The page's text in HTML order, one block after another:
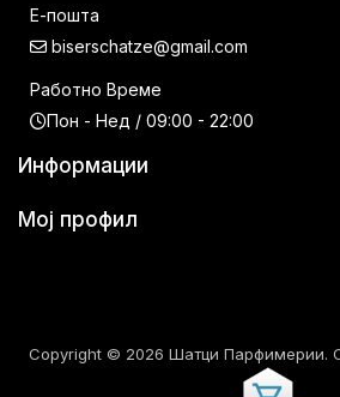
Е-пошта
biserschatze@gmail.com
Работно Време
Пон - Нед / 09:00 - 22:00
Информации
Мој профил
Copyright © 2026 Шатци Парфимерии.